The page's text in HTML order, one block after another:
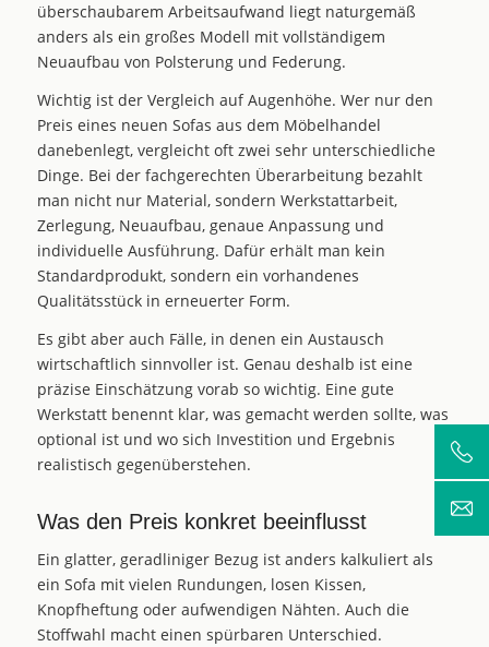
überschaubarem Arbeitsaufwand liegt naturgemäß
anders als ein großes Modell mit vollständigem
Neuaufbau von Polsterung und Federung.
Wichtig ist der Vergleich auf Augenhöhe. Wer nur den
Preis eines neuen Sofas aus dem Möbelhandel
danebenlegt, vergleicht oft zwei sehr unterschiedliche
Dinge. Bei der fachgerechten Überarbeitung bezahlt
man nicht nur Material, sondern Werkstattarbeit,
Zerlegung, Neuaufbau, genaue Anpassung und
individuelle Ausführung. Dafür erhält man kein
Standardprodukt, sondern ein vorhandenes
Qualitätsstück in erneuerter Form.
Es gibt aber auch Fälle, in denen ein Austausch
wirtschaftlich sinnvoller ist. Genau deshalb ist eine
präzise Einschätzung vorab so wichtig. Eine gute
Werkstatt benennt klar, was gemacht werden sollte, was
optional ist und wo sich Investition und Ergebnis
realistisch gegenüberstehen.
Was den Preis konkret beeinflusst
Ein glatter, geradliniger Bezug ist anders kalkuliert als
ein Sofa mit vielen Rundungen, losen Kissen,
Knopfheftung oder aufwendigen Nähten. Auch die
Stoffwahl macht einen spürbaren Unterschied.